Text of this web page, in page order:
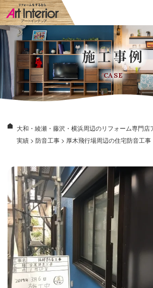
施工事例
CASE
大和・綾瀬・藤沢・横浜周辺のリフォーム専門店
実績 > 防音工事 > 厚木飛行場周辺の住宅防音工